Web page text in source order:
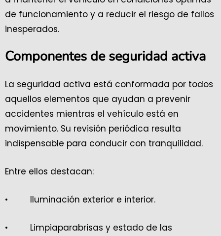
de funcionamiento y a reducir el riesgo de fallos
inesperados.
Componentes de seguridad activa
La seguridad activa está conformada por todos
aquellos elementos que ayudan a prevenir
accidentes mientras el vehículo está en
movimiento. Su revisión periódica resulta
indispensable para conducir con tranquilidad.
Entre ellos destacan:
• Iluminación exterior e interior.
• Limpiaparabrisas y estado de las